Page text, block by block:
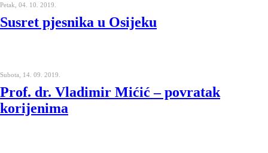
Petak, 04. 10. 2019.
Susret pjesnika u Osijeku
Subota, 14. 09. 2019.
Prof. dr. Vladimir Mićić – povratak
korijenima